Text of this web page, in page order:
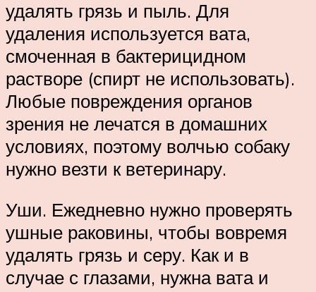
удалять грязь и пыль. Для
удаления используется вата,
смоченная в бактерицидном
растворе (спирт не использовать).
Любые повреждения органов
зрения не лечатся в домашних
условиях, поэтому волчью собаку
нужно везти к ветеринару.
Уши. Ежедневно нужно проверять
ушные раковины, чтобы вовремя
удалять грязь и серу. Как и в
случае с глазами, нужна вата и